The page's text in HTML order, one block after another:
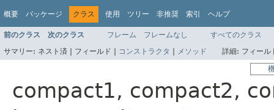
概要 パッケージ クラス 使用 ツリー 非推奨 索引 ヘルプ
前のクラス 次のクラス フレーム フレームなし
すべてのクラス
サマリー: ネスト済 | フィールド | コンストラクタ | メソッド 詳細: フィー
compact1, compact2,